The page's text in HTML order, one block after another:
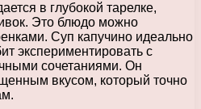
в глубокой тарелке,
Это блюдо можно
Суп капучино идеально
экспериментировать с
сочетаниями. Он
вкусом, который точно